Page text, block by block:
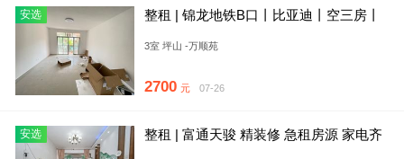
安选
整租 | 锦龙地铁B口丨比亚迪丨空三房丨
3室 坪山 -万顺苑
2700 元 07-26
安选
整租 | 富通天骏 精装修 急租房源 家电齐